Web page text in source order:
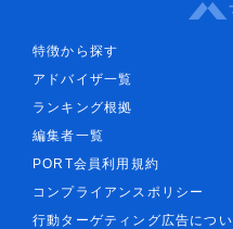
特徴から探す
アドバイザ一覧
ランキング根拠
編集者一覧
PORT会員利用規約
コンプライアンスポリシー
行動ターゲティング広告につい